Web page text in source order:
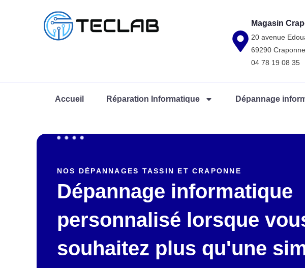
Magasin
20 avenue
69290 Craponne
04 78 19 08 35
Accueil Réparation Informatique Dépannage
NOS DÉPANNAGES TASSIN ET CRAPONNE
Dépannage informatique
personnalisé lorsque
souhaitez plus qu'une